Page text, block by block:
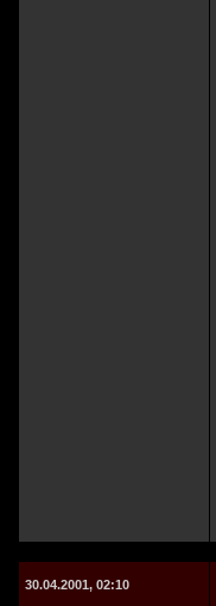
30.04.2001, 02:10